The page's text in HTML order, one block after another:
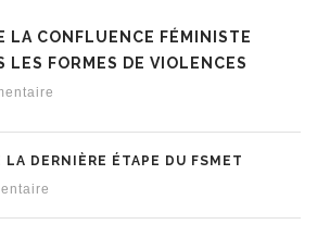
LA CONFLUENCE FÉMINISTE
LES FORMES DE VIOLENCES
DERNIÈRE ÉTAPE DU FSMET